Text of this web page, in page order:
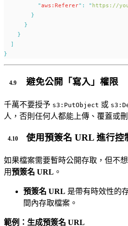
"aws:Referer" : " https://
}
}
}
]
}
避免公開「寫入」權限
千萬不要授予 s3:PutObject 或
人，否則任何人都能上傳、覆蓋或
使用預簽名 URL 進行控
如果檔案需要暫時公開存取，但不
用預簽名 URL 。
預簽名 URL 是帶有時效性的
間內存取檔案。
範例：生成預簽名 URL